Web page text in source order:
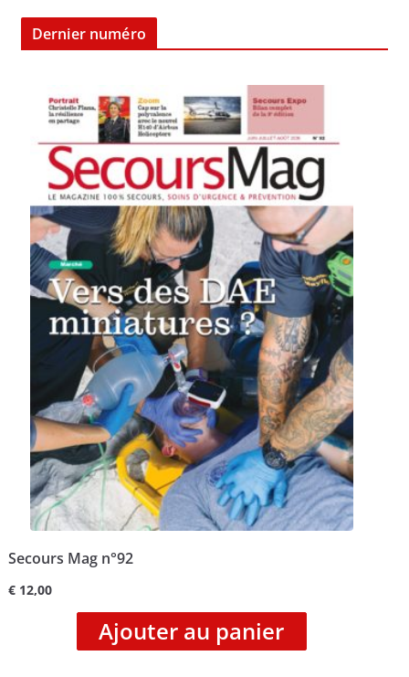
Dernier numéro
Secours Mag n°92
€12,00
Ajouter au panier